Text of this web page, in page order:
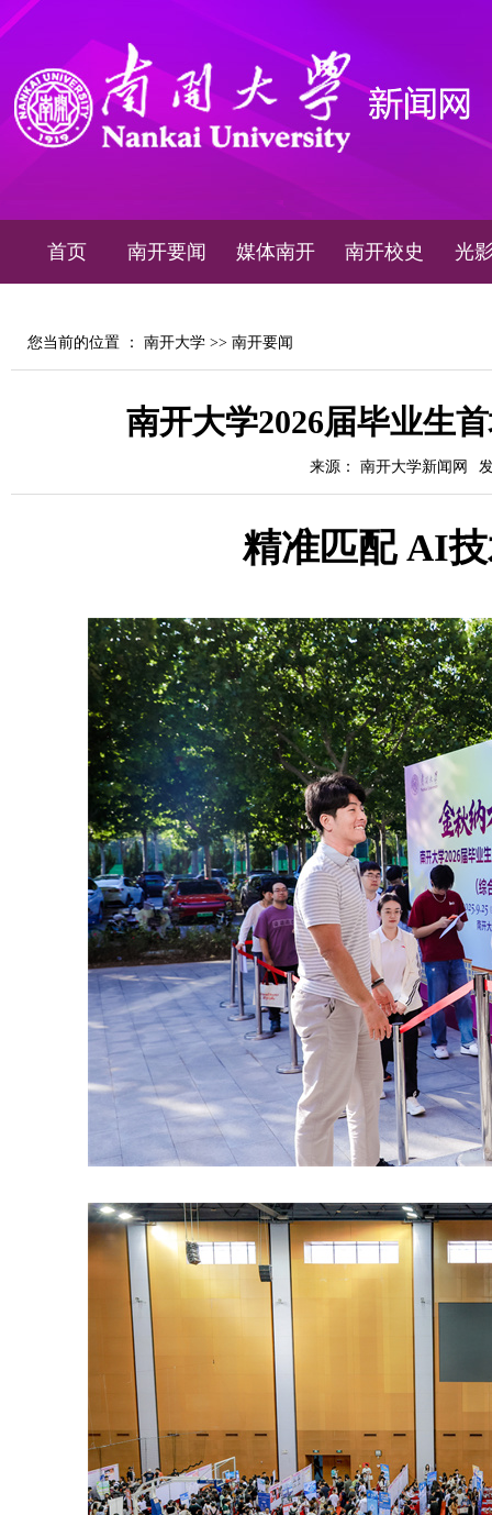
首页 南开要闻 媒体南开 南开校史 光
您当前的位置 ： 南开大学 >> 南开要闻
南开大学2026届毕业生
来源： 南开大学新闻网
精准匹配 AI